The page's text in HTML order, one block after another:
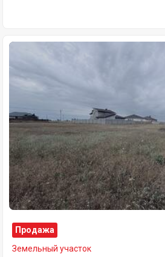
Продажа
Земельный участок